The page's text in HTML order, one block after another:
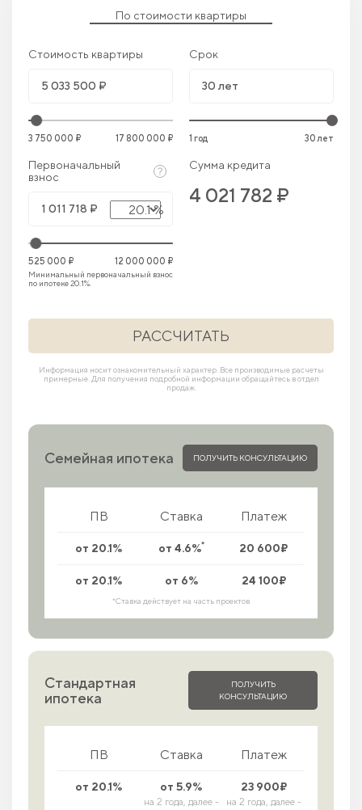
По стоимости квартиры
Стоимость квартиры
3 750 000 ₽ 17 800 000 ₽
Срок
1 год 30 лет
Первоначальный
взнос
20.1 %
525 000 ₽
12 000 000 ₽
Минимальный первоначальный взнос
по ипотеке 20.1%.
Сумма кредита
4 021 782 ₽
РАССЧИТАТЬ
Информация носит ознакомительный характер. Все производимые расчеты
примерные. Для получения подробной информации обращайтесь в отдел
продаж.
Семейная ипотека ПОЛУЧИТЬ КОНСУЛЬТАЦИЮ
ПВ Ставка Платеж
от 20.1% от 4.6%* 20 600₽
от 20.1% от 6% 24 100₽
*Ставка действует на часть проектов
Стандартная
ипотека
ПОЛУЧИТЬ
КОНСУЛЬТАЦИЮ
ПВ Ставка Платеж
от 20.1% от 5.9%
на 2 года, далее -
23 900₽
на 2 года, далее -